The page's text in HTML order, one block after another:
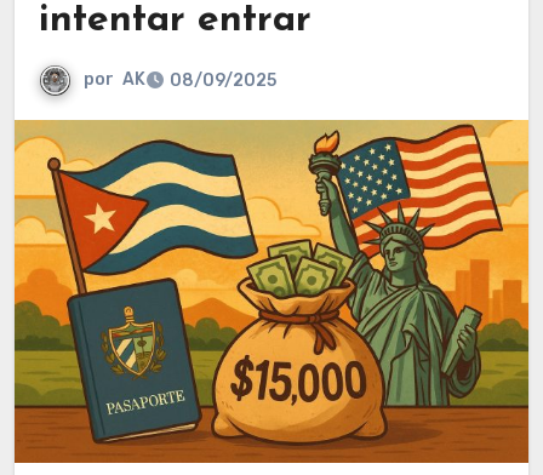
intentar entrar
por AK 08/09/2025